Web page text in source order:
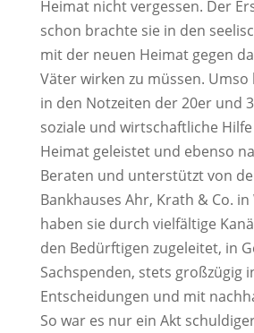
Heimat nicht vergessen. Der
schon brachte sie in den
mit der neuen Heimat gegen
Väter wirken zu müssen.
in den Notzeiten der 20er und
soziale und wirtschaftliche
Heimat geleistet und ebenso
Beraten und unterstützt von
Bankhauses Ahr, Krath & Co.
haben sie durch vielfältige
den Bedürftigen zugeleitet, in
Sachspenden, stets großzügig
Entscheidungen und mit
So war es nur ein Akt